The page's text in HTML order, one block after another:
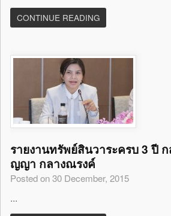
CONTINUE READING
รายงานทรัพย์สินวาระครบ 3 ปี
ญญา กลางณรงค์
Posted on 30 December, 2015
...